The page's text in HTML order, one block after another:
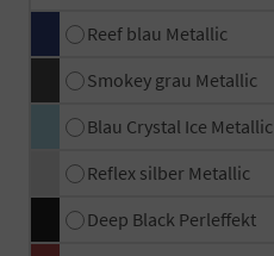
Reef blau Metallic
Smokey grau Metallic
Blau Crystal Ice Metallic
Reflex silber Metallic
Deep Black Perleffekt